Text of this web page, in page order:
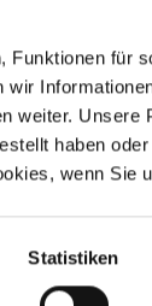
für
weiter. Unsere
haben
wenn Sie
Statistiken
Nimm
Freiheit,
Android
vollen
in
produktiv
Business-